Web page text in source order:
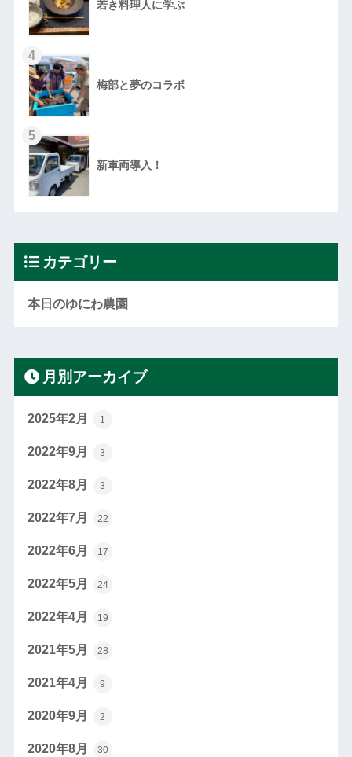
若き料理人に学ぶ
4
梅部と夢のコラボ
5
新車両導入！
カテゴリー
本日のゆにわ農園
月別アーカイブ
2025年2月 1
2022年9月 3
2022年8月 3
2022年7月 22
2022年6月 17
2022年5月 24
2022年4月 19
2021年5月 28
2021年4月 9
2020年9月 2
2020年8月 30